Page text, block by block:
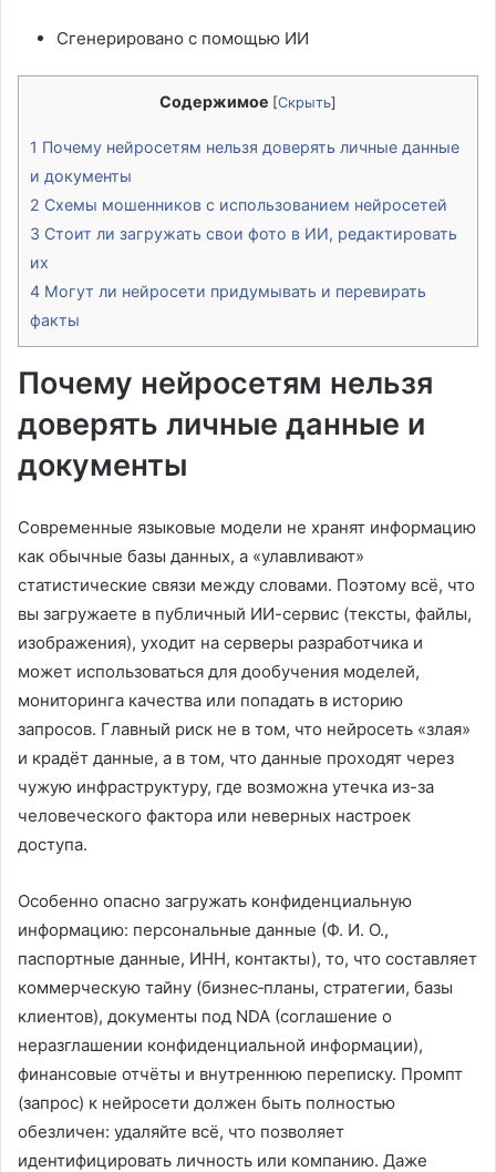
Сгенерировано с помощью ИИ
Содержимое [Скрыть]
1 Почему нейросетям нельзя доверять личные данные
и документы
2 Схемы мошенников с использованием нейросетей
3 Стоит ли загружать свои фото в ИИ, редактировать
их
4 Могут ли нейросети придумывать и перевирать
факты
Почему нейросетям нельзя
доверять личные данные и
документы
Современные языковые модели не хранят информацию
как обычные базы данных, а «улавливают»
статистические связи между словами. Поэтому всё, что
вы загружаете в публичный ИИ-сервис (тексты, файлы,
изображения), уходит на серверы разработчика и
может использоваться для дообучения моделей,
мониторинга качества или попадать в историю
запросов. Главный риск не в том, что нейросеть «злая»
и крадёт данные, а в том, что данные проходят через
чужую инфраструктуру, где возможна утечка из-за
человеческого фактора или неверных настроек
доступа.
Особенно опасно загружать конфиденциальную
информацию: персональные данные (Ф. И. О.,
паспортные данные, ИНН, контакты), то, что составляет
коммерческую тайну (бизнес‑планы, стратегии, базы
клиентов), документы под NDA (соглашение о
неразглашении конфиденциальной информации),
финансовые отчёты и внутреннюю переписку. Промпт
(запрос) к нейросети должен быть полностью
обезличен: удаляйте всё, что позволяет
идентифицировать личность или компанию. Даже